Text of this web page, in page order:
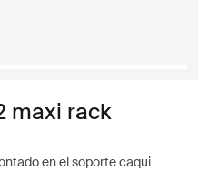
maxi rack
en el soporte caqui